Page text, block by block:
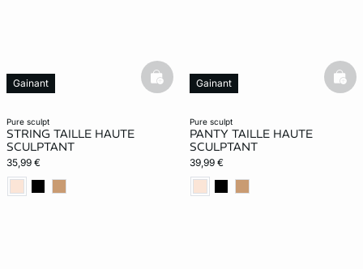
pure sculpt
STRING TAILLE HAUTE
SCULPTANT
35,99 €
Gainant basketfull
pure sculpt
PANTY TAILLE HAUTE
SCULPTANT
39,99 €
Gainant